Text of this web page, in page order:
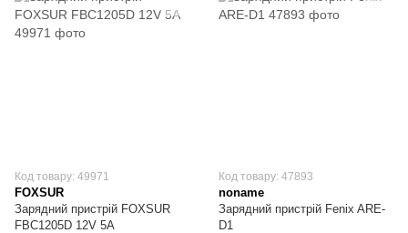
Код товару: 49971
FOXSUR
Зарядний пристрій FOXSUR
FBC1205D 12V 5A
Код товару: 47893
noname
Зарядний пристрій Fenix ARE-
D1